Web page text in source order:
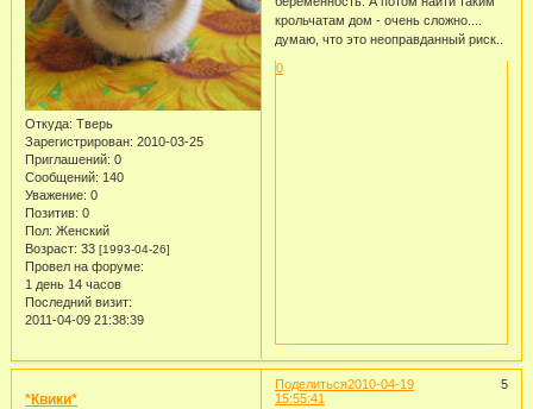
Откуда: Тверь
Зарегистрирован: 2010-03-25
Приглашений: 0
Сообщений: 140
Уважение: 0
Позитив: 0
Пол: Женский
Возраст: 33 [1993-04-26]
Провел на форуме:
1 день 14 часов
Последний визит:
2011-04-09 21:38:39
крольчатам дом - очень сложно....
думаю, что это неоправданный риск..
0
Поделиться 5
2010-04-19
15:55:41
*Квики*